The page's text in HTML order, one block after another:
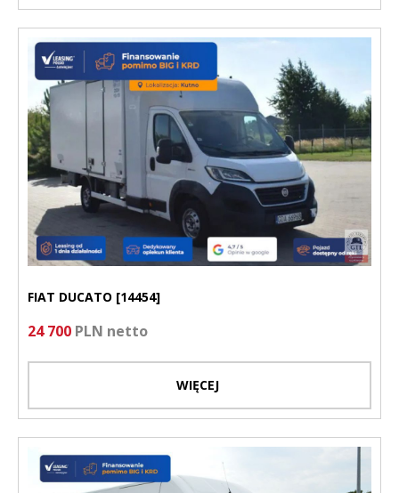
FIAT DUCATO [14454]
24 700 PLN netto
WIĘCEJ